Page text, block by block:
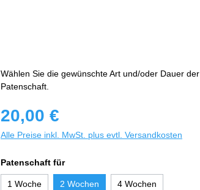
Wählen Sie die gewünschte Art und/oder Dauer der
Patenschaft.
20,00 €
Alle Preise inkl. MwSt. plus evtl. Versandkosten
Patenschaft für
1 Woche 2 Wochen 4 Wochen